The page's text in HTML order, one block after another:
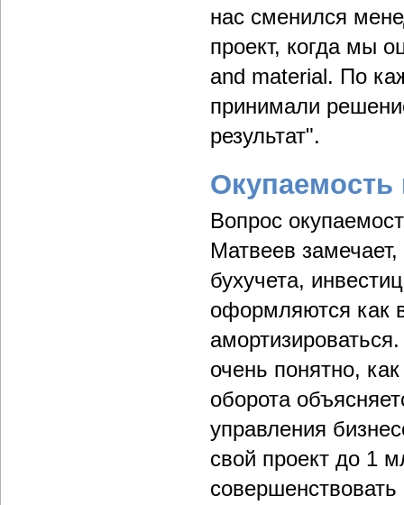
нас сменился
проект, когда мы
and material. По
принимали
результат".
Окупаемость
Вопрос
Матвеев
бухучета,
оформляются как
очень понятно,
оборота
управления
свой проект до 1